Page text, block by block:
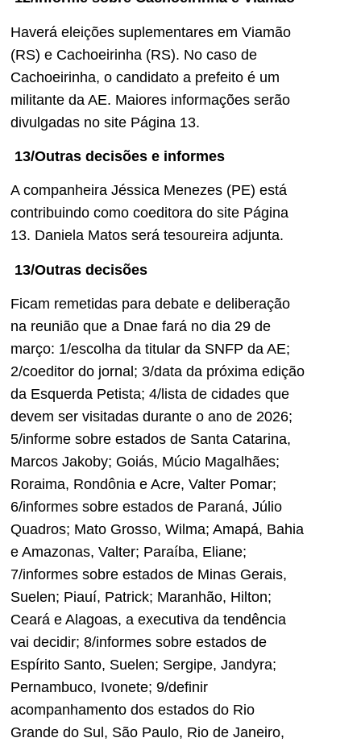
Haverá eleições suplementares em Viamão
(RS) e Cachoeirinha (RS). No caso de
Cachoeirinha, o candidato a prefeito é um
militante da AE. Maiores informações serão
divulgadas no site Página 13.
13/Outras decisões e informes
A companheira Jéssica Menezes (PE) está
contribuindo como coeditora do site Página
13. Daniela Matos será tesoureira adjunta.
13/Outras decisões
Ficam remetidas para debate e deliberação
na reunião que a Dnae fará no dia 29 de
março: 1/escolha da titular da SNFP da AE;
2/coeditor do jornal; 3/data da próxima edição
da Esquerda Petista; 4/lista de cidades que
devem ser visitadas durante o ano de 2026;
5/informe sobre estados de Santa Catarina,
Marcos Jakoby; Goiás, Múcio Magalhães;
Roraima, Rondônia e Acre, Valter Pomar;
6/informes sobre estados de Paraná, Júlio
Quadros; Mato Grosso, Wilma; Amapá, Bahia
e Amazonas, Valter; Paraíba, Eliane;
7/informes sobre estados de Minas Gerais,
Suelen; Piauí, Patrick; Maranhão, Hilton;
Ceará e Alagoas, a executiva da tendência
vai decidir; 8/informes sobre estados de
Espírito Santo, Suelen; Sergipe, Jandyra;
Pernambuco, Ivonete; 9/definir
acompanhamento dos estados do Rio
Grande do Sul, São Paulo, Rio de Janeiro,